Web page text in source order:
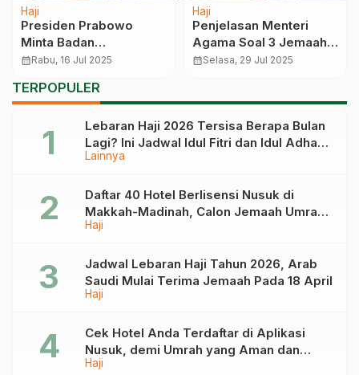
Haji
Presiden Prabowo
Minta Badan
Penyelenggara Haji
Berangkat ke Tanah
Suci Tanpa Manipulasi
calendar_monthRabu, 16 Jul 2025
Haji
Penjelasan Menteri
Agama Soal 3 Jemaah
RI Masih Hilang karena
calendar_monthSelasa, 29 Jul 2025
TERPOPULER
Lainnya
Lebaran Haji 2026 Tersisa Berapa Bulan
Lagi? Ini Jadwal Idul Fitri dan Idul Adha
Tahun Depan
Haji
Daftar 40 Hotel Berlisensi Nusuk di
Makkah-Madinah, Calon Jemaah Umrah
Cek di Sini
Haji
Jadwal Lebaran Haji Tahun 2026, Arab
Saudi Mulai Terima Jemaah Pada 18 April
Haji
Cek Hotel Anda Terdaftar di Aplikasi
Nusuk, demi Umrah yang Aman dan
Tidak Dimanipulasi